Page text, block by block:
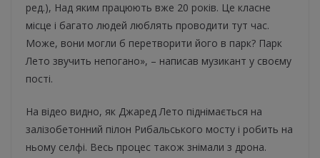
ред.), Над яким працюють вже 20 років. Це класне
місце і багато людей люблять проводити тут час.
Може, вони могли б перетворити його в парк? Парк
Лето звучить непогано», – написав музикант у своєму
пості.
На відео видно, як Джаред Лето піднімається на
залізобетонний пілон Рибальського мосту і робить на
ньому селфі. Весь процес також знімали з дрона.